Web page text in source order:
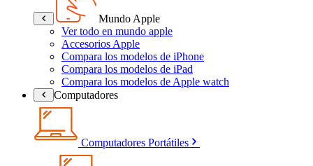
Mundo Apple
Ver todo en mundo apple
Accesorios Apple
Compara los modelos de iPhone
Compara los modelos de iPad
Compara los modelos de Apple watch
Computadores
Computadores Portátiles